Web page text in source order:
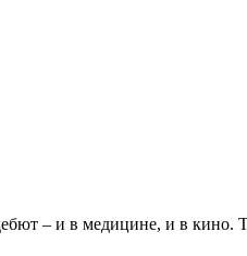
– и в медицине, и в кино.